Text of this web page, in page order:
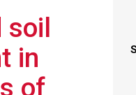
soil
in
of